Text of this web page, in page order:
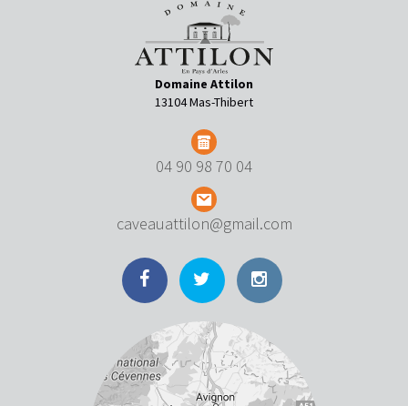
Domaine Attilon
13104 Mas-Thibert
04 90 98 70 04
caveauattilon@gmail.com